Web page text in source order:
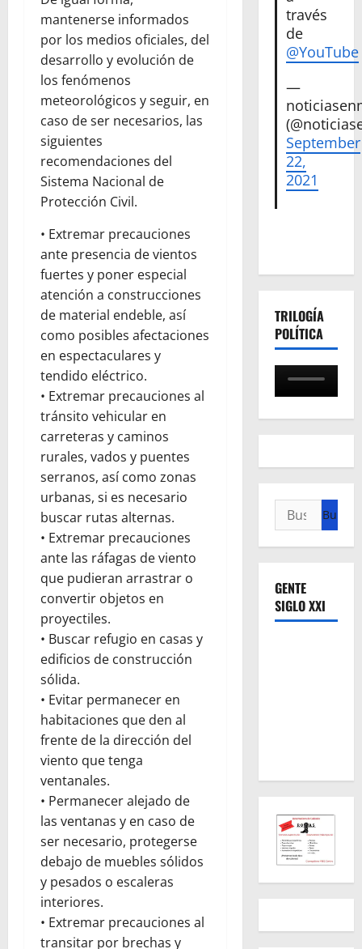
mantenerse informados
por los medios oficiales, del
desarrollo y evolución de
los fenómenos
meteorológicos y seguir, en
caso de ser necesarios, las
siguientes
recomendaciones del
Sistema Nacional de
Protección Civil.
• Extremar precauciones
ante presencia de vientos
fuertes y poner especial
atención a construcciones
de material endeble, así
como posibles afectaciones
en espectaculares y
tendido eléctrico.
• Extremar precauciones al
tránsito vehicular en
carreteras y caminos
rurales, vados y puentes
serranos, así como zonas
urbanas, si es necesario
buscar rutas alternas.
• Extremar precauciones
ante las ráfagas de viento
que pudieran arrastrar o
convertir objetos en
proyectiles.
• Buscar refugio en casas y
edificios de construcción
sólida.
• Evitar permanecer en
habitaciones que den al
frente de la dirección del
viento que tenga
ventanales.
• Permanecer alejado de
las ventanas y en caso de
ser necesario, protegerse
debajo de muebles sólidos
y pesados o escaleras
interiores.
• Extremar precauciones al
transitar por brechas y
través
de
@YouTube
—
September
22,
2021
TRILOGÍA
POLÍTICA
Buscar:
GENTE
SIGLO XXI